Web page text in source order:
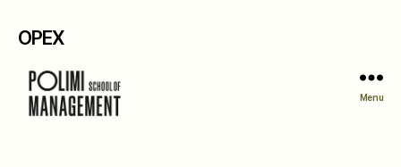
OPEX
Menu